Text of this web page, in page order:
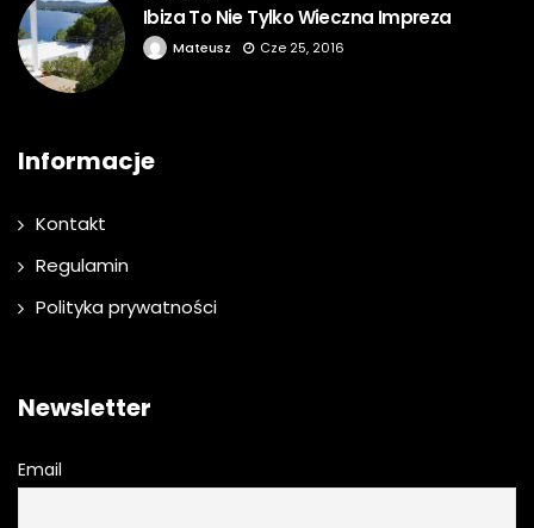
Ibiza To Nie Tylko Wieczna Impreza
Mateusz Cze 25, 2016
Informacje
Kontakt
Regulamin
Polityka prywatności
Newsletter
Email